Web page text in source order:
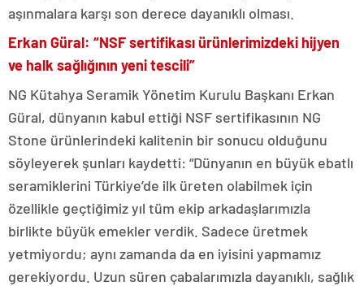
aşınmalara karşı son derece dayanıklı olması.
Erkan Güral: “NSF sertifikası ürünlerimizdeki hijyen
ve halk sağlığının yeni tescili”
NG Kütahya Seramik Yönetim Kurulu Başkanı Erkan
Güral, dünyanın kabul ettiği NSF sertifikasının NG
Stone ürünlerindeki kalitenin bir sonucu olduğunu
söyleyerek şunları kaydetti: “Dünyanın en büyük ebatlı
seramiklerini Türkiye’de ilk üreten olabilmek için
özellikle geçtiğimiz yıl tüm ekip arkadaşlarımızla
birlikte büyük emekler verdik. Sadece üretmek
yetmiyordu; aynı zamanda da en iyisini yapmamız
gerekiyordu. Uzun süren çabalarımızla dayanıklı, sağlık